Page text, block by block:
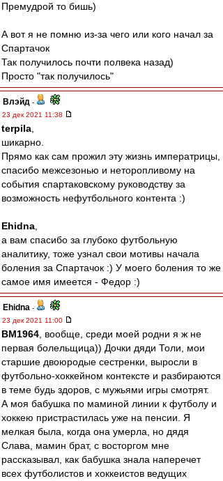
Премудрой то бишь)
А вот я не помню из-за чего или кого начал за
Спартачок
Так получилось почти полвека назад)
Просто "так получилось"
Влэйд -
23 дек 2021 11:38
terpila
шикарно.
Прямо как сам прожил эту жизнь императрицы,
спасибо межсезонью и неторопливому на
события спартаковскому руководству за
возможность нефутбольного контента :)
Ehidna
а вам спасибо за глубоко футбольную
аналитику, тоже узнал свои мотивы начала
боления за Спартачок :) У моего боления то же
самое имя имеется - Федор :)
Ehidna -
23 дек 2021 11:00
BM1964 , вообще, среди моей родни я ж не
первая болельщица)) Дочки дяди Толи, мои
старшие двоюродые сестренки, выросли в
футбольно-хоккейном контексте и разбираются
в теме будь здоров, с мужьями игры смотрят.
А моя бабушка по маминой линии к футболу и
хоккею пристрастилась уже на пенсии. Я
мелкая была, когда она умерла, но дядя
Слава, мамин брат, с восторгом мне
рассказывал, как бабушка знала наперечет
всех футболистов и хоккеистов ведущих